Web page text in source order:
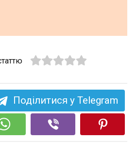
Поділитися у Telegram